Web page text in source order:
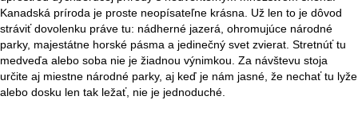
Kanadská príroda je proste neopísateľne krásna. Už len to je dôvod
stráviť dovolenku práve tu: nádherné jazerá, ohromujúce národné
parky, majestátne horské pásma a jedinečný svet zvierat. Stretnúť tu
medveďa alebo soba nie je žiadnou výnimkou. Za návštevu stoja
určite aj miestne národné parky, aj keď je nám jasné, že nechať tu lyže
alebo dosku len tak ležať, nie je jednoduché.